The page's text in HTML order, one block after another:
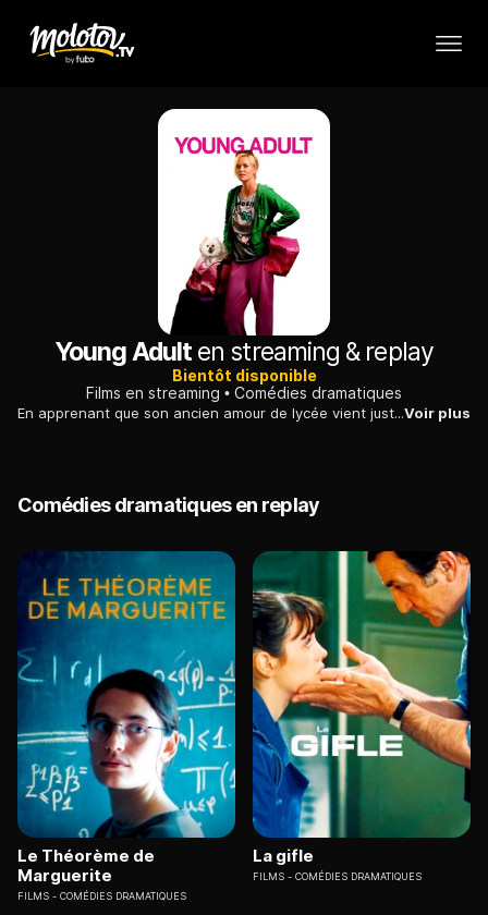
Young Adulten streaming & replay
Bientôt disponible
Films en streaming
Comédies dramatiques
En apprenant que son ancien amour de lycée vient juste d'être papa, une jeune femme retourne dans sa ville natale et se met en tête de le reconquérir.Voir plus
Comédies dramatiques en replay
Le Théorème de
Marguerite
FILMS COMÉDIES DRAMATIQUES
La gifle
FILMS COMÉDIES DRAMATIQUES